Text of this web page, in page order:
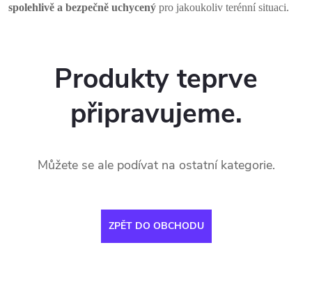
spolehlivě a bezpečně uchycený pro jakoukoliv terénní situaci.
Produkty teprve
připravujeme.
Můžete se ale podívat na ostatní kategorie.
ZPĚT DO OBCHODU